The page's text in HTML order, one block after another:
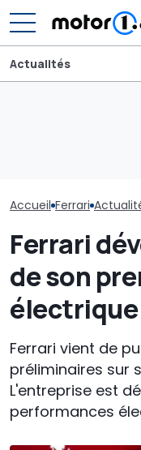
Actualités
Accueil Ferrari
Ferrari
de son
électrique
Ferrari vient de
préliminaires sur
L'entreprise est
performances